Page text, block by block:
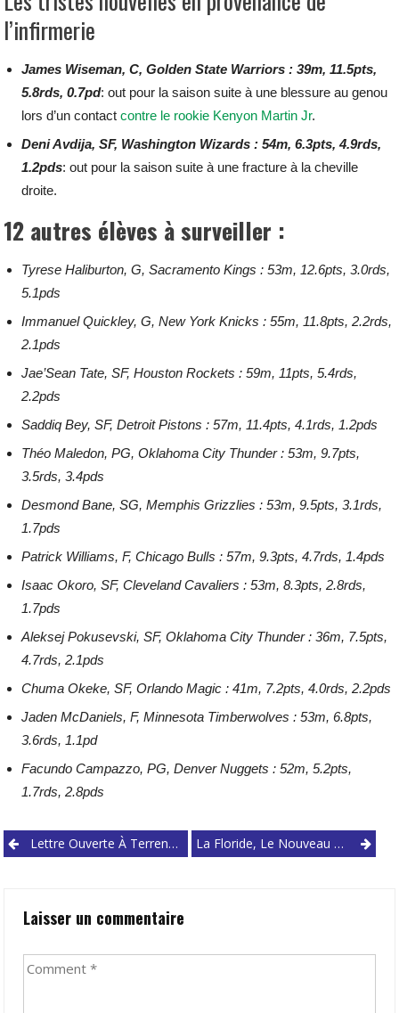
l’infirmerie
James Wiseman, C, Golden State Warriors : 39m, 11.5pts,
5.8rds, 0.7pd: out pour la saison suite à une blessure au genou
lors d’un contactcontre le rookie Kenyon Martin Jr.
Deni Avdija, SF, Washington Wizards : 54m, 6.3pts, 4.9rds,
1.2pds: out pour la saison suite à une fracture à la cheville
droite.
12 autres élèves à surveiller :
Tyrese Haliburton, G, Sacramento Kings : 53m, 12.6pts, 3.0rds,
5.1pds
Immanuel Quickley, G, New York Knicks : 55m, 11.8pts, 2.2rds,
2.1pds
Jae’Sean Tate, SF, Houston Rockets : 59m, 11pts, 5.4rds,
2.2pds
Saddiq Bey, SF, Detroit Pistons : 57m, 11.4pts, 4.1rds, 1.2pds
Théo Maledon, PG, Oklahoma City Thunder : 53m, 9.7pts,
3.5rds, 3.4pds
Desmond Bane, SG, Memphis Grizzlies : 53m, 9.5pts, 3.1rds,
1.7pds
Patrick Williams, F, Chicago Bulls : 57m, 9.3pts, 4.7rds, 1.4pds
Isaac Okoro, SF, Cleveland Cavaliers : 53m, 8.3pts, 2.8rds,
1.7pds
Aleksej Pokusevski, SF, Oklahoma City Thunder : 36m, 7.5pts,
4.7rds, 2.1pds
Chuma Okeke, SF, Orlando Magic : 41m, 7.2pts, 4.0rds, 2.2pds
Jaden McDaniels, F, Minnesota Timberwolves : 53m, 6.8pts,
3.6rds, 1.1pd
Facundo Campazzo, PG, Denver Nuggets : 52m, 5.2pts,
1.7rds, 2.8pds
PostLettre Ouverte À Terrence Clarke La Floride, Le Nouveau Monstre Du Basket Américain
Laisser un commentaire